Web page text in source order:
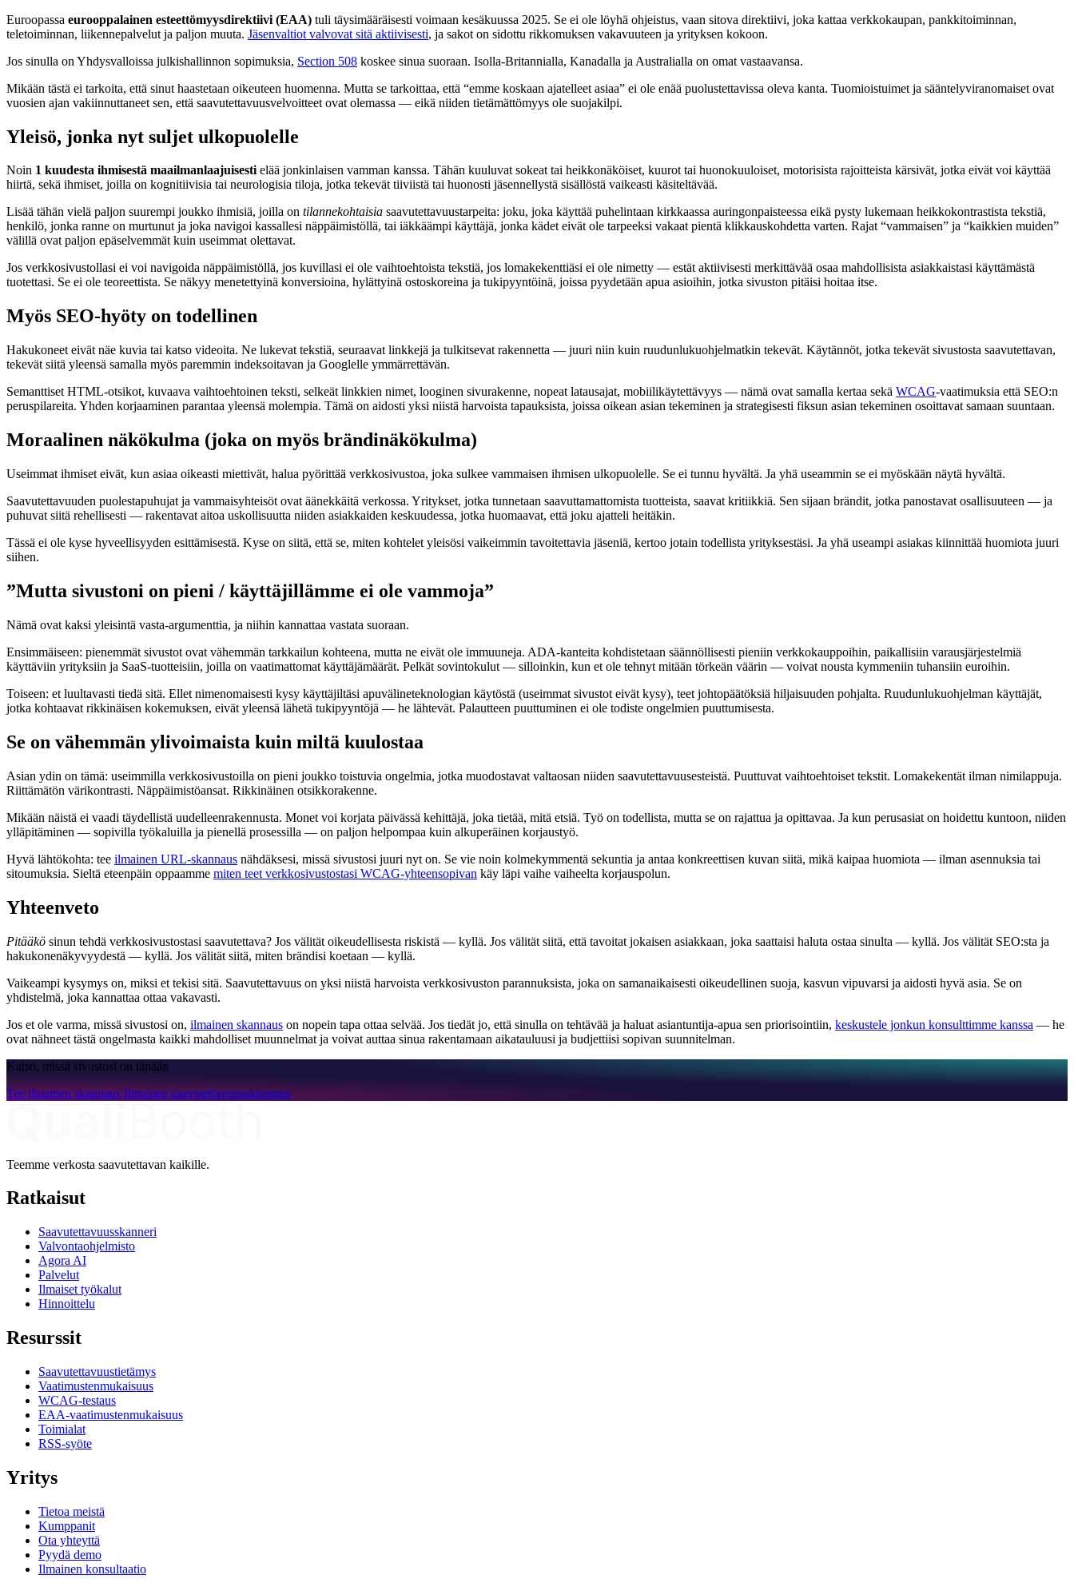
Euroopassa eurooppalainen esteettömyysdirektiivi (EAA) tuli täysimääräisesti voimaan kesäkuussa 2025. Se ei ole löyhä ohjeistus, vaan sitova direktiivi, joka kattaa verkkokaupan, pankkitoiminnan,
teletoiminnan, liikennepalvelut ja paljon muuta. Jäsenvaltiot valvovat sitä aktiivisesti, ja sakot on sidottu rikkomuksen vakavuuteen ja yrityksen kokoon.
Jos sinulla on Yhdysvalloissa julkishallinnon sopimuksia, Section 508 koskee sinua suoraan. Isolla-Britannialla, Kanadalla ja Australialla on omat vastaavansa.
Mikään tästä ei tarkoita, että sinut haastetaan oikeuteen huomenna. Mutta se tarkoittaa, että “emme koskaan ajatelleet asiaa” ei ole enää puolustettavissa oleva kanta. Tuomioistuimet ja sääntelyviranomaiset ovat
vuosien ajan vakiinnuttaneet sen, että saavutettavuusvelvoitteet ovat olemassa — eikä niiden tietämättömyys ole suojakilpi.
Yleisö, jonka nyt suljet ulkopuolelle
Noin 1 kuudesta ihmisestä maailmanlaajuisestielää jonkinlaisen vamman kanssa. Tähän kuuluvat sokeat tai heikkonäköiset, kuurot tai huonokuuloiset, motorisista rajoitteista kärsivät, jotka eivät voi käyttää
hiirtä, sekä ihmiset, joilla on kognitiivisia tai neurologisia tiloja, jotka tekevät tiiviistä tai huonosti jäsennellystä sisällöstä vaikeasti käsiteltävää.
Lisää tähän vielä paljon suurempi joukko ihmisiä, joilla on tilannekohtaisia saavutettavuustarpeita: joku, joka käyttää puhelintaan kirkkaassa auringonpaisteessa eikä pysty lukemaan heikkokontrastista tekstiä,
henkilö, jonka ranne on murtunut ja joka navigoi kassallesi näppäimistöllä, tai iäkkäämpi käyttäjä, jonka kädet eivät ole tarpeeksi vakaat pientä klikkauskohdetta varten. Rajat “vammaisen” ja “kaikkien muiden”
välillä ovat paljon epäselvemmät kuin useimmat olettavat.
Jos verkkosivustollasi ei voi navigoida näppäimistöllä, jos kuvillasi ei ole vaihtoehtoista tekstiä, jos lomakekenttiäsi ei ole nimetty — estät aktiivisesti merkittävää osaa mahdollisista asiakkaistasi käyttämästä
tuotettasi. Se ei ole teoreettista. Se näkyy menetettyinä konversioina, hylättyinä ostoskoreina ja tukipyyntöinä, joissa pyydetään apua asioihin, jotka sivuston pitäisi hoitaa itse.
Myös SEO-hyöty on todellinen
Hakukoneet eivät näe kuvia tai katso videoita. Ne lukevat tekstiä, seuraavat linkkejä ja tulkitsevat rakennetta — juuri niin kuin ruudunlukuohjelmatkin tekevät. Käytännöt, jotka tekevät sivustosta saavutettavan,
tekevät siitä yleensä samalla myös paremmin indeksoitavan ja Googlelle ymmärrettävän.
Semanttiset HTML-otsikot, kuvaava vaihtoehtoinen teksti, selkeät linkkien nimet, looginen sivurakenne, nopeat latausajat, mobiilikäytettävyys — nämä ovat samalla kertaa sekä WCAG-vaatimuksia että SEO:n
peruspilareita. Yhden korjaaminen parantaa yleensä molempia. Tämä on aidosti yksi niistä harvoista tapauksista, joissa oikean asian tekeminen ja strategisesti fiksun asian tekeminen osoittavat samaan suuntaan.
Moraalinen näkökulma (joka on myös brändinäkökulma)
Useimmat ihmiset eivät, kun asiaa oikeasti miettivät, halua pyörittää verkkosivustoa, joka sulkee vammaisen ihmisen ulkopuolelle. Se ei tunnu hyvältä. Ja yhä useammin se ei myöskään näytä hyvältä.
Saavutettavuuden puolestapuhujat ja vammaisyhteisöt ovat äänekkäitä verkossa. Yritykset, jotka tunnetaan saavuttamattomista tuotteista, saavat kritiikkiä. Sen sijaan brändit, jotka panostavat osallisuuteen — ja
puhuvat siitä rehellisesti — rakentavat aitoa uskollisuutta niiden asiakkaiden keskuudessa, jotka huomaavat, että joku ajatteli heitäkin.
Tässä ei ole kyse hyveellisyyden esittämisestä. Kyse on siitä, että se, miten kohtelet yleisösi vaikeimmin tavoitettavia jäseniä, kertoo jotain todellista yrityksestäsi. Ja yhä useampi asiakas kiinnittää huomiota juuri
siihen.
”Mutta sivustoni on pieni / käyttäjillämme ei ole vammoja”
Nämä ovat kaksi yleisintä vasta-argumenttia, ja niihin kannattaa vastata suoraan.
Ensimmäiseen: pienemmät sivustot ovat vähemmän tarkkailun kohteena, mutta ne eivät ole immuuneja. ADA-kanteita kohdistetaan säännöllisesti pieniin verkkokauppoihin, paikallisiin varausjärjestelmiä
käyttäviin yrityksiin ja SaaS-tuotteisiin, joilla on vaatimattomat käyttäjämäärät. Pelkät sovintokulut — silloinkin, kun et ole tehnyt mitään törkeän väärin — voivat nousta kymmeniin tuhansiin euroihin.
Toiseen: et luultavasti tiedä sitä. Ellet nimenomaisesti kysy käyttäjiltäsi apuvälineteknologian käytöstä (useimmat sivustot eivät kysy), teet johtopäätöksiä hiljaisuuden pohjalta. Ruudunlukuohjelman käyttäjät,
jotka kohtaavat rikkinäisen kokemuksen, eivät yleensä lähetä tukipyyntöjä — he lähtevät. Palautteen puuttuminen ei ole todiste ongelmien puuttumisesta.
Se on vähemmän ylivoimaista kuin miltä kuulostaa
Asian ydin on tämä: useimmilla verkkosivustoilla on pieni joukko toistuvia ongelmia, jotka muodostavat valtaosan niiden saavutettavuusesteistä. Puuttuvat vaihtoehtoiset tekstit. Lomakekentät ilman nimilappuja.
Riittämätön värikontrasti. Näppäimistöansat. Rikkinäinen otsikkorakenne.
Mikään näistä ei vaadi täydellistä uudelleenrakennusta. Monet voi korjata päivässä kehittäjä, joka tietää, mitä etsiä. Työ on todellista, mutta se on rajattua ja opittavaa. Ja kun perusasiat on hoidettu kuntoon, niiden
ylläpitäminen — sopivilla työkaluilla ja pienellä prosessilla — on paljon helpompaa kuin alkuperäinen korjaustyö.
Hyvä lähtökohta: tee ilmainen URL-skannaus nähdäksesi, missä sivustosi juuri nyt on. Se vie noin kolmekymmentä sekuntia ja antaa konkreettisen kuvan siitä, mikä kaipaa huomiota — ilman asennuksia tai
sitoumuksia. Sieltä eteenpäin oppaamme miten teet verkkosivustostasi WCAG-yhteensopivan käy läpi vaihe vaiheelta korjauspolun.
Yhteenveto
Pitääkö sinun tehdä verkkosivustostasi saavutettava? Jos välität oikeudellisesta riskistä — kyllä. Jos välität siitä, että tavoitat jokaisen asiakkaan, joka saattaisi haluta ostaa sinulta — kyllä. Jos välität SEO:sta ja
hakukonenäkyvyydestä — kyllä. Jos välität siitä, miten brändisi koetaan — kyllä.
Vaikeampi kysymys on, miksi et tekisi sitä. Saavutettavuus on yksi niistä harvoista verkkosivuston parannuksista, joka on samanaikaisesti oikeudellinen suoja, kasvun vipuvarsi ja aidosti hyvä asia. Se on
yhdistelmä, joka kannattaa ottaa vakavasti.
Jos et ole varma, missä sivustosi on, ilmainen skannaus on nopein tapa ottaa selvää. Jos tiedät jo, että sinulla on tehtävää ja haluat asiantuntija-apua sen priorisointiin, keskustele jonkun konsulttimme kanssa — he
ovat nähneet tästä ongelmasta kaikki mahdolliset muunnelmat ja voivat auttaa sinua rakentamaan aikatauluusi ja budjettiisi sopivan suunnitelman.
Katso, missä sivustosi on tänään
Tee ilmainen skannaus Ilmainen saavutettavuusskannaus
Teemme verkosta saavutettavan kaikille.
Ratkaisut
Saavutettavuusskanneri
Valvontaohjelmisto
Agora AI
Palvelut
Ilmaiset työkalut
Hinnoittelu
Resurssit
Saavutettavuustietämys
Vaatimustenmukaisuus
WCAG-testaus
EAA-vaatimustenmukaisuus
Toimialat
RSS-syöte
Yritys
Tietoa meistä
Kumppanit
Ota yhteyttä
Pyydä demo
Ilmainen konsultaatio